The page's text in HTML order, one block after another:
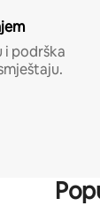
i podrška